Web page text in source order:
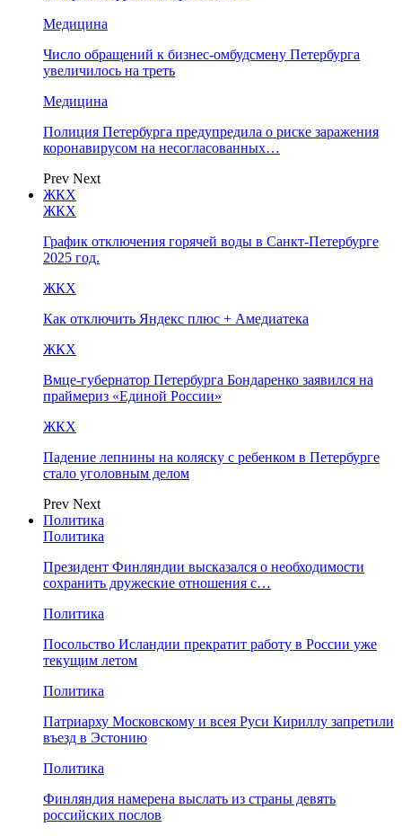
Медицина
Число обращений к бизнес-омбудсмену Петербурга
увеличилось на треть
Медицина
Полиция Петербурга предупредила о риске заражения
коронавирусом на несогласованных…
Prev Next
ЖКХ
ЖКХ
График отключения горячей воды в Санкт-Петербурге
2025 год.
ЖКХ
Как отключить Яндекс плюс + Амедиатека
ЖКХ
Вмце-губернатор Петербурга Бондаренко заявился на
праймериз «Единой России»
ЖКХ
Падение лепнины на коляску с ребенком в Петербурге
стало уголовным делом
Prev Next
Политика
Политика
Президент Финляндии высказался о необходимости
сохранить дружеские отношения с…
Политика
Посольство Исландии прекратит работу в России уже
текущим летом
Политика
Патриарху Московскому и всея Руси Кириллу запретили
въезд в Эстонию
Политика
Финляндия намерена выслать из страны девять
российских послов